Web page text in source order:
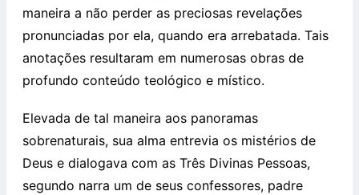
maneira a não perder as preciosas revelações
pronunciadas por ela, quando era arrebatada. Tais
anotações resultaram em numerosas obras de
profundo conteúdo teológico e místico.
Elevada de tal maneira aos panoramas
sobrenaturais, sua alma entrevia os mistérios de
Deus e dialogava com as Três Divinas Pessoas,
segundo narra um de seus confessores, padre